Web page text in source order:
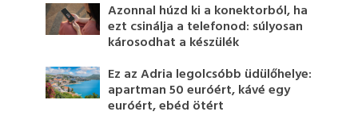
Azonnal húzd ki a konektorból, ha
ezt csinálja a telefonod: súlyosan
károsodhat a készülék
Ez az Adria legolcsóbb üdülőhelye:
apartman 50 euróért, kávé egy
euróért, ebéd ötért